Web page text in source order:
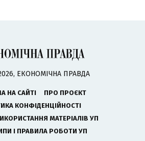
ЕКОНОМІЧНА ПРАВДА
НА САЙТІ
ПРО ПРОЄКТ
КОНФІДЕНЦІЙНОСТІ
МАТЕРІАЛІВ УП
І ПРАВИЛА РОБОТИ УП